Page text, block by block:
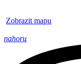
Zobrazit mapu
nahoru